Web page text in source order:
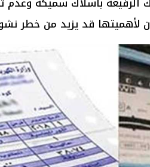
لأهميتها قد يزيد من خطر